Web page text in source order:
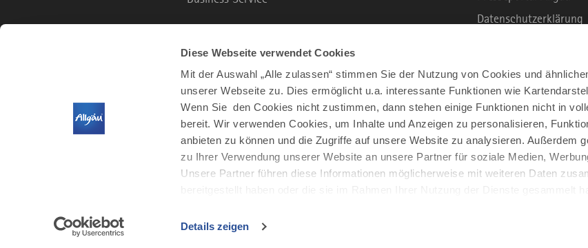
Diese Webseite verwendet Cookies
Mit der Auswahl „Alle zulassen“ stimmen Sie der Nutzung von Cookies und
unserer Webseite zu. Dies ermöglicht u.a. interessante Funktionen wie
Wenn Sie den Cookies nicht zustimmen, dann stehen einige Funktionen nicht in
bereit. Wir verwenden Cookies, um Inhalte und Anzeigen zu personalisieren,
anbieten zu können und die Zugriffe auf unsere Website zu analysieren. Außerdem
zu Ihrer Verwendung unserer Website an unsere Partner für soziale Medien,
Unsere Partner führen diese Informationen möglicherweise mit weiteren Daten
Details zeigen
B2C PORTAL
Urlaub und Freizeit
Leben und Arbeiten
Der Allgäu Podcast
Datenschutzerklärung
Unsere Haltung zu
Impressum